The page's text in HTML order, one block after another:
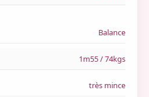
Balance
1m55 / 74kgs
très mince